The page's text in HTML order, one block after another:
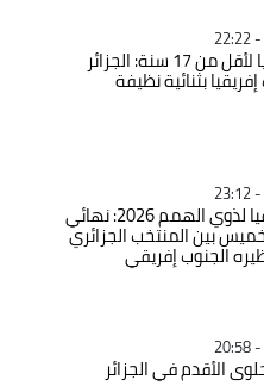
كأس إفريقيا لأقل من 17 سنة: الجزائر
بثنائية نظيفة
بطولة إفريقيا لذوي الهمم 2026: نهائي
بين المنتخب الجزائري
الجنوب إفريقي
الأقدم في الجزائر